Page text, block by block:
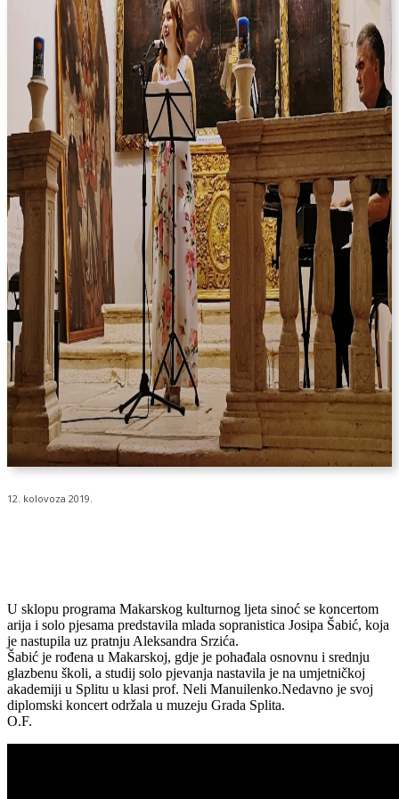
12. kolovoza 2019.
U sklopu programa Makarskog kulturnog ljeta sinoć se koncertom
arija i solo pjesama predstavila mlada sopranistica Josipa Šabić, koja
je nastupila uz pratnju Aleksandra Srzića.
Šabić je rođena u Makarskoj, gdje je pohađala osnovnu i srednju
glazbenu školi, a studij solo pjevanja nastavila je na umjetničkoj
akademiji u Splitu u klasi prof. Neli Manuilenko.Nedavno je svoj
diplomski koncert održala u muzeju Grada Splita.
O.F.